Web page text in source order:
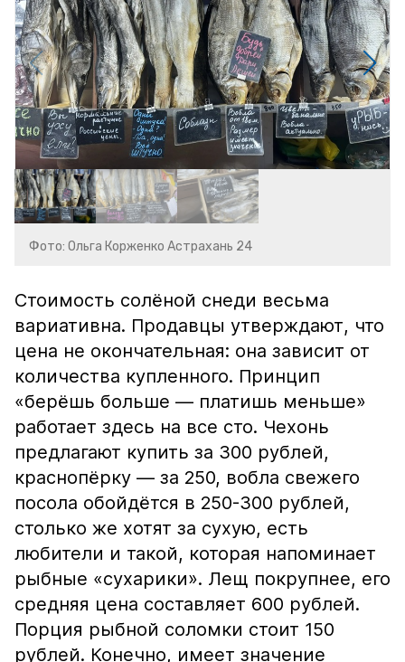
Фото: Ольга Корженко Астрахань 24
Стоимость солёной снеди весьма
вариативна. Продавцы утверждают, что
цена не окончательная: она зависит от
количества купленного. Принцип
«берёшь больше — платишь меньше»
работает здесь на все сто. Чехонь
предлагают купить за 300 рублей,
краснопёрку — за 250, вобла свежего
посола обойдётся в 250-300 рублей,
столько же хотят за сухую, есть
любители и такой, которая напоминает
рыбные «сухарики». Лещ покрупнее, его
средняя цена составляет 600 рублей.
Порция рыбной соломки стоит 150
рублей. Конечно, имеет значение